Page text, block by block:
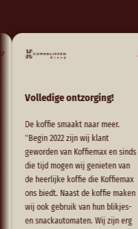
Volledige ontzorging!
De koffie smaakt naar meer.
"Begin 2022 zijn wij klant
geworden van Koffiemax en sinds
die tijd mogen wij genieten van
de heerlijke koffie die Koffiemax
ons biedt. Naast de koffie maken
wij ook gebruik van hun blikjes-
en snackautomaten. Wij zijn erg